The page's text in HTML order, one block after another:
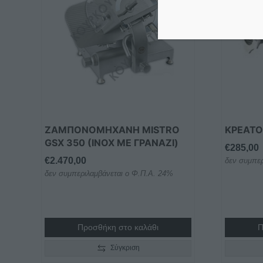
ΖΑΜΠΟΝΟΜΗΧΑΝΗ MISTRO
GSX 350 (INOX ΜΕ ΓΡΑΝΑΖΙ)
€2.470,00
δεν συμπεριλαμβάνεται ο Φ.Π.Α. 24%
Προσθήκη στο καλάθι
Σύγκριση
€285,00
δεν